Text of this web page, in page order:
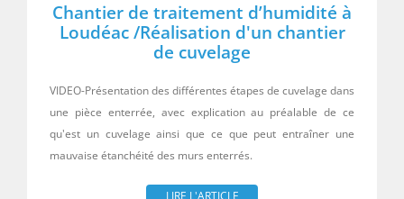
Chantier de traitement d’humidité à
Loudéac /Réalisation d'un chantier
de cuvelage
VIDEO-Présentation des différentes étapes de cuvelage dans
une pièce enterrée, avec explication au préalable de ce
qu'est un cuvelage ainsi que ce que peut entraîner une
mauvaise étanchéité des murs enterrés.
LIRE L'ARTICLE